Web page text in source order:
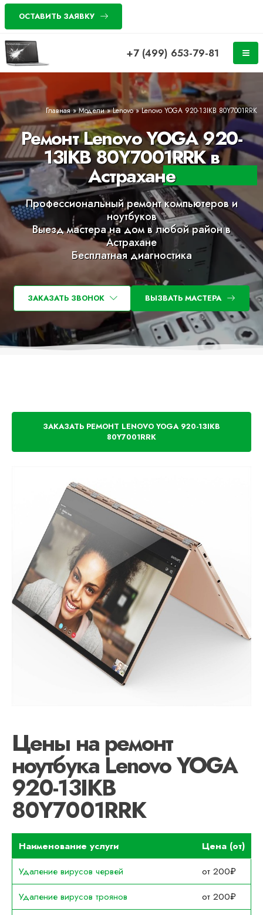
ОСТАВИТЬ ЗАЯВКУ
+7 (499) 653-79-81
Главная»Модели»Lenovo»Lenovo YOGA 920-13IKB 80Y7001RRK
Ремонт Lenovo YOGA 920-
13IKB 80Y7001RRK в
Астрахане
Профессиональный ремонт компьютеров и
ноутбуков
Выезд мастера на дом в любой район в
Астрахане
Бесплатная диагностика
ЗАКАЗАТЬ ЗВОНОК ВЫЗВАТЬ МАСТЕРА
ЗАКАЗАТЬ РЕМОНТ LENOVO YOGA 920-13IKB
80Y7001RRK
Цены на ремонт
ноутбука Lenovo YOGA
920-13IKB
80Y7001RRK
Наименование услуги
Цена (от)
Удаление вирусов червей
от 200₽
Удаление вирусов троянов
от 200₽